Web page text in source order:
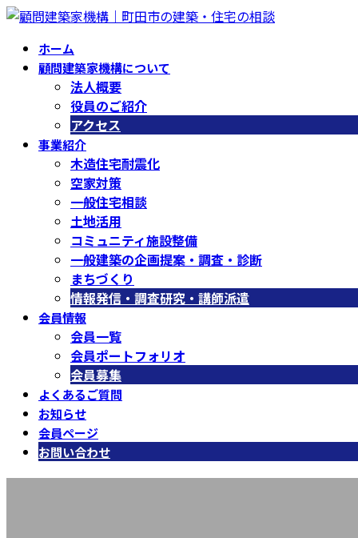
コ
ナ
ホーム
顧問建築家機構について
法人概要
役員のご紹介
アクセス
事業紹介
木造住宅耐震化
空家対策
一般住宅相談
土地活用
コミュニティ施設整備
一般建築の企画提案・調査・診断
まちづくり
情報発信・調査研究・講師派遣
会員情報
会員一覧
会員ポートフォリオ
会員募集
よくあるご質問
お知らせ
会員ページ
お問い合わせ